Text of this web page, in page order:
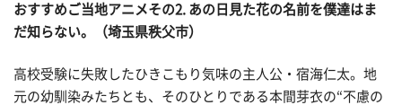
おすすめご当地アニメその2. あの日見た花の名前を僕達はま
だ知らない。（埼玉県秩父市）
高校受験に失敗したひきこもり気味の主人公・宿海仁太。地
元の幼馴染みたちとも、そのひとりである本間芽衣の“不慮の